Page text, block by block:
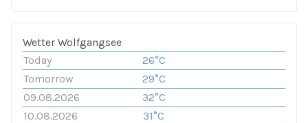
Wetter Wolfgangsee
Today
26°C
Tomorrow
29°C
09.08.2026
32°C
10.08.2026
31°C